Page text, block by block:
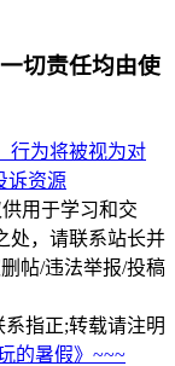
切责任均由使
行为将被视为对
诉资源
用于学习和交
处，请联系站长并
帖/违法举报/投稿
指正;转载请注明
的暑假》~~~